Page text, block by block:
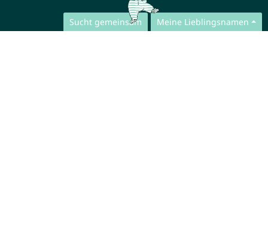
Sucht gemeinsam Meine Lieblingsnamen